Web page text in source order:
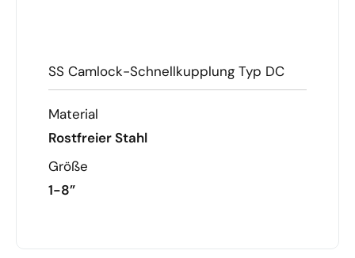
SS Camlock-Schnellkupplung Typ DC
Material
Rostfreier Stahl
Größe
1-8”
MEHR ERFAHREN